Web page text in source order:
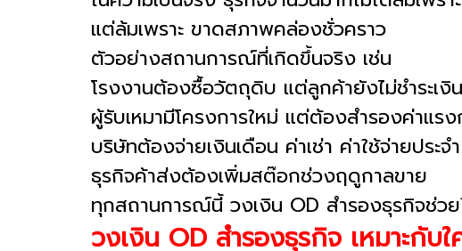
แต่ล้มเพราะ ขาดสภาพคล่องชั่วคราว
ตัวอย่างสถานการณ์ที่เกิดขึ้นจริง เช่น
โรงงานต้องซื้อวัตถุดิบ แต่ลูกค้ายังไม่ชำระเงิน
ผู้รับเหมามีโครงการใหม่ แต่ต้องสำรองค่าแร
บริษัทต้องจ่ายเงินเดือน ค่าเช่า ค่าใช้จ่ายประจำ
ธุรกิจค้าส่งต้องเพิ่มสต๊อกช่วงฤดูกาลขาย
ทุกสถานการณ์นี้ วงเงิน OD สำรองธุรกิจช่ว
วงเงิน OD สำรองธุรกิจ เหมาะกับใ